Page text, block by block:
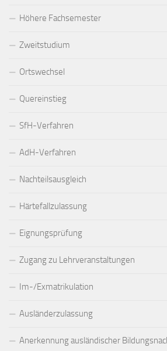
Höhere Fachsemester
Zweitstudium
Ortswechsel
Quereinstieg
SfH-Verfahren
AdH-Verfahren
Nachteilsausgleich
Härtefallzulassung
Eignungsprüfung
Zugang zu Lehrveranstaltungen
Im-/Exmatrikulation
Ausländerzulassung
Anerkennung ausländischer